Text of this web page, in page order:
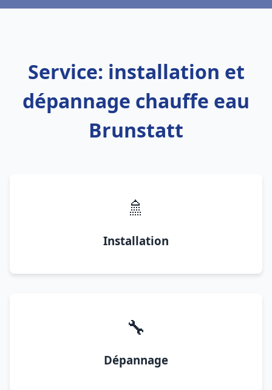
Service: installation et
dépannage chauffe eau
Brunstatt
🚿
Installation
🔧
Dépannage